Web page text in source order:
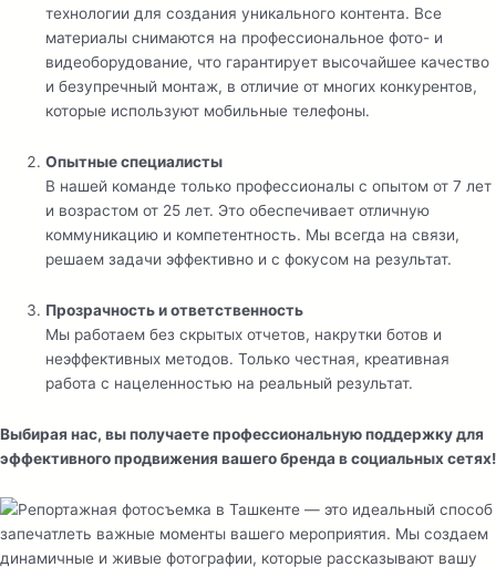
технологии для создания уникального контента. Все
материалы снимаются на профессиональное фото- и
видеоборудование, что гарантирует высочайшее качество
и безупречный монтаж, в отличие от многих конкурентов,
которые используют мобильные телефоны.
Опытные специалисты
В нашей команде только профессионалы с опытом от 7 лет
и возрастом от 25 лет. Это обеспечивает отличную
коммуникацию и компетентность. Мы всегда на связи,
решаем задачи эффективно и с фокусом на результат.
Прозрачность и ответственность
Мы работаем без скрытых отчетов, накрутки ботов и
неэффективных методов. Только честная, креативная
работа с нацеленностью на реальный результат.
Выбирая нас, вы получаете профессиональную поддержку для
эффективного продвижения вашего бренда в социальных сетях!